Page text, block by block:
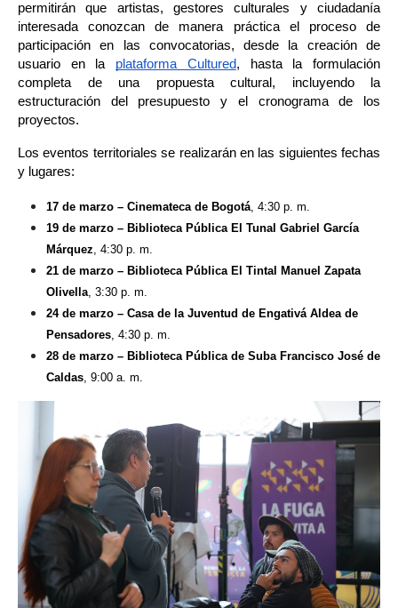
permitirán que artistas, gestores culturales y ciudadanía
interesada conozcan de manera práctica el proceso de
participación en las convocatorias, desde la creación de
usuario en la plataforma Cultured, hasta la formulación
completa de una propuesta cultural, incluyendo la
estructuración del presupuesto y el cronograma de los
proyectos.
Los eventos territoriales se realizarán en las siguientes fechas
y lugares:
17 de marzo – Cinemateca de Bogotá, 4:30 p. m.
19 de marzo – Biblioteca Pública El Tunal Gabriel García
Márquez, 4:30 p. m.
21 de marzo – Biblioteca Pública El Tintal Manuel Zapata
Olivella, 3:30 p. m.
24 de marzo – Casa de la Juventud de Engativá Aldea de
Pensadores, 4:30 p. m.
28 de marzo – Biblioteca Pública de Suba Francisco José de
Caldas, 9:00 a. m.